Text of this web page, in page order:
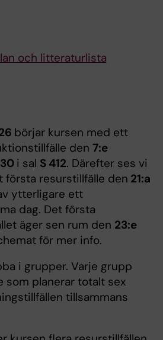
och litteraturlista
börjar kursen med ett
den 7:e
i sal S 412. Därefter ses vi
första resurstillfälle den 21:a
ytterligare ett
dag. Det första
äger sen rum den 23:e
för mer info.
i grupper. Varje grupp
som planerar totalt sex
tillsammans